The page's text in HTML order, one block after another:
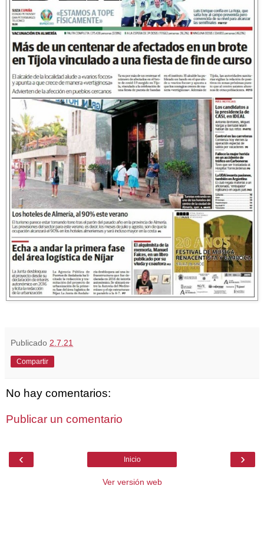
Publicado 2.7.21
Compartir
No hay comentarios:
Publicar un comentario
‹ ›
Inicio
Ver versión web